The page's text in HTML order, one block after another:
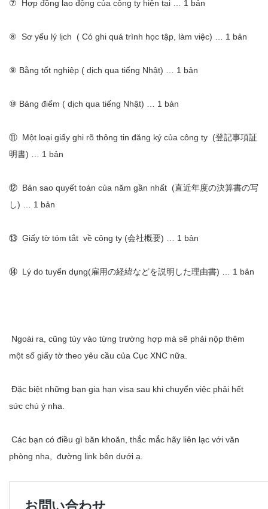
⑦ Hợp đồng lao động của công ty hiện tại … 1 bản
⑧ Sơ yếu lý lịch ( Có ghi quá trình học tập, làm việc) … 1 bản
⑨ Bằng tốt nghiệp ( dịch qua tiếng Nhật) … 1 bản
⑩ Bảng điểm ( dịch qua tiếng Nhật) … 1 bản
⑪ Một loại giấy ghi rõ thông tin đăng ký của công ty (登記事項証
明書) … 1 bản
⑫ Bản sao quyết toán của năm gần nhất (直近年度の決算書の写
し) … 1 bản
⑬ Giấy tờ tóm tắt về công ty (会社概要) … 1 bản
⑭ Lý do tuyển dụng(雇用の経緯などを説明した理由書) … 1 bản
Ngoài ra, cũng tùy vào từng trường hợp mà sẽ phải nộp thêm
một số giấy tờ theo yêu cầu của Cục XNC nữa.
Đặc biệt những bạn gia hạn visa sau khi chuyển việc phải hết
sức chú ý nha.
Các bạn có điều gì băn khoăn, thắc mắc hãy liên lạc với văn
phòng nha, đường link bên dưới ạ.